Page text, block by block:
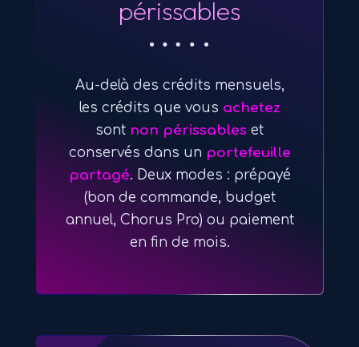
périssables
Au-delà des crédits mensuels,
les crédits que vous achetez
sont non périssables et
conservés dans un portefeuille
partagé. Deux modes : prépayé
(bon de commande, budget
annuel, Chorus Pro) ou paiement
en fin de mois.